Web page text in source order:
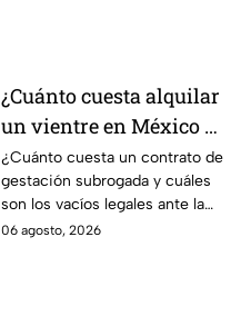
¿Cuánto cuesta alquilar
un vientre en México y
en qué estados se
permite la gestación
subrogada?
¿Cuánto cuesta un contrato de
gestación subrogada y cuáles
son los vacíos legales ante la
falta de una ley federal que
06 agosto, 2026